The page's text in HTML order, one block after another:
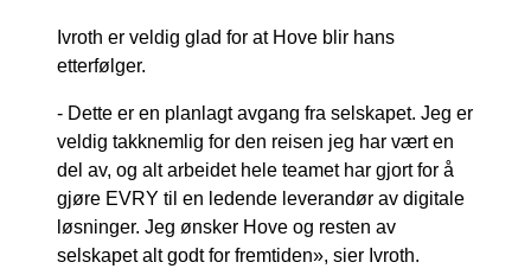
Ivroth er veldig glad for at Hove blir hans
etterfølger.
- Dette er en planlagt avgang fra selskapet. Jeg er
veldig takknemlig for den reisen jeg har vært en
del av, og alt arbeidet hele teamet har gjort for å
gjøre EVRY til en ledende leverandør av digitale
løsninger. Jeg ønsker Hove og resten av
selskapet alt godt for fremtiden», sier Ivroth.